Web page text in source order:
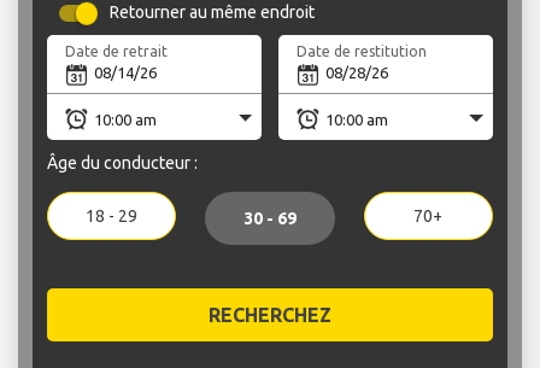
Retourner au même endroit
Date de retrait Date de restitution
Âge du conducteur :
18 - 29 30 - 69 70+
RECHERCHEZ